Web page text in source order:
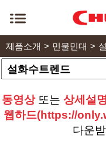
제품소개 민물민대
동영상또는 상세설
웹하드(https://
다운